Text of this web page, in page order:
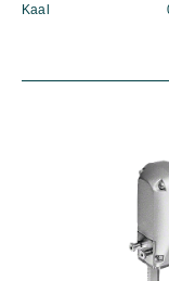
Kaal